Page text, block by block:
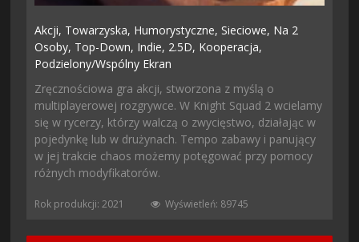
Akcji, Towarzyska, Humorystyczne,Sieciowe, Na 2
Osoby, Top-Down, Indie, 2.5D, Kooperacja,
Podzielony/wspólny Ekran
Zręcznościowa gra akcji, stworzona z myślą o
multiplayerowej rozgrywce. W Knight Squad 2 wcielamy
się w rycerzy, którzy walczą o zwycięstwo, działając w
pojedynkę lub w drużynach. Tempo zabawy i panujący
w jej trakcie chaos możemy potęgować przy pomocy
różnych modyfikatorów.
Rok produkcji: 2021 Wyświetleń: 89745